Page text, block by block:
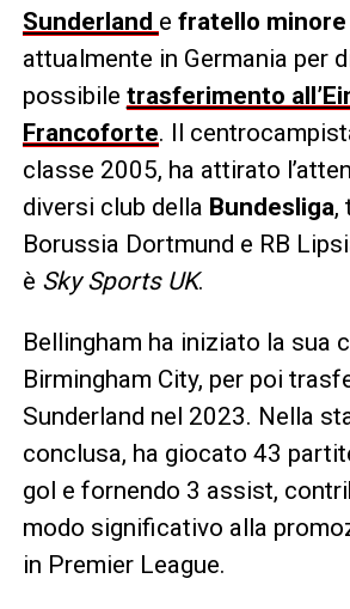
Sunderland e fratello
attualmente in Germania per
possibile trasferimento
Francoforte. Il
classe 2005, ha attirato
diversi club della Bundesliga,
Borussia Dortmund e RB
è Sky Sports UK.
Bellingham ha iniziato la sua
Birmingham City, per poi
Sunderland nel 2023. Nella
conclusa, ha giocato 43
gol e fornendo 3 assist,
modo significativo alla
in Premier League.